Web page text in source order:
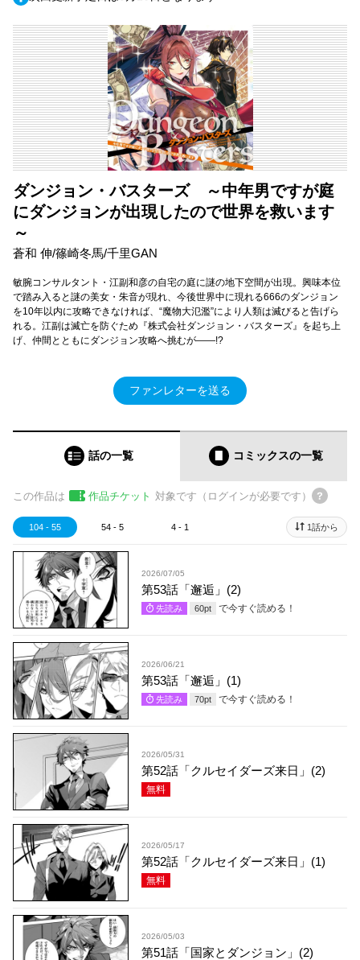
ダンジョン・バスターズ ～中年男ですが庭
にダンジョンが出現したので世界を救います
～
蒼和 伸/篠崎冬馬/千里GAN
敏腕コンサルタント・江副和彦の自宅の庭に謎の地下空間が出現。興味本位
で踏み入ると謎の美女・朱音が現れ、今後世界中に現れる666のダンジョン
を10年以内に攻略できなければ、“魔物大氾濫”により人類は滅びると告げら
れる。江副は滅亡を防ぐため『株式会社ダンジョン・バスターズ』を起ち上
げ、仲間とともにダンジョン攻略へ挑むが――!?
ファンレターを送る
話の一覧 コミックスの一覧
この作品は 作品チケット 対象です（ログインが必要です）
104 - 55 54 - 5 4 - 1 1話から
2026/07/05
第53話「邂逅」(2)
先読み 60pt で今すぐ読める！
2026/06/21
第53話「邂逅」(1)
先読み 70pt で今すぐ読める！
2026/05/31
第52話「クルセイダーズ来日」(2)
無料
2026/05/17
第52話「クルセイダーズ来日」(1)
無料
2026/05/03
第51話「国家とダンジョン」(2)